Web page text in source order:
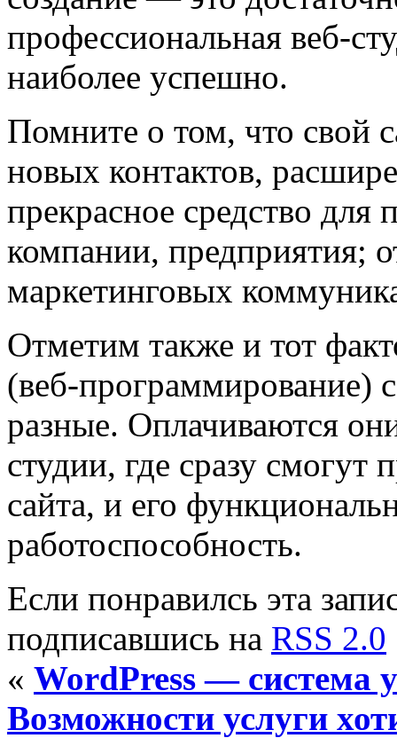
профессиональная веб-
наиболее успешно.
Помните о том, что свой
новых контактов,
прекрасное средство для
компании, предприятия;
маркетинговых
Отметим также и тот
(веб-программирование)
разные. Оплачиваются
студии, где сразу
сайта, и его
работоспособность.
Если понравилсь эта
подписавшись на RSS 2.0
« WordPress — система
Возможности услуги